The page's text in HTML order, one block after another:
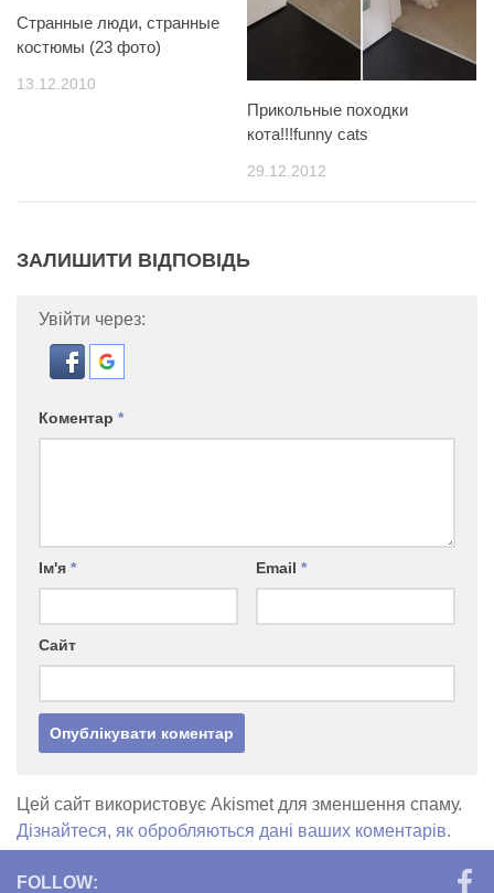
Странные люди, странные
костюмы (23 фото)
13.12.2010
Прикольные походки
кота!!!funny cats
29.12.2012
ЗАЛИШИТИ ВІДПОВІДЬ
Увійти через:
Коментар *
Ім'я * Email *
Сайт
Цей сайт використовує Akismet для зменшення спаму.
Дізнайтеся, як обробляються дані ваших коментарів.
FOLLOW: